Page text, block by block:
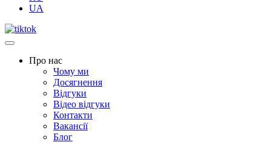
UA
Про нас
Чому ми
Досягнення
Відгуки
Відео відгуки
Контакти
Вакансії
Блог